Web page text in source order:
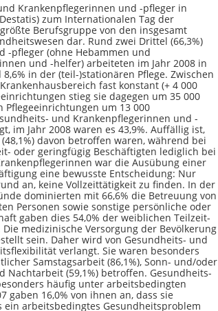
Krankenpflegerinnen und -pfleger in
zum Internationalen Tag der
Berufsgruppe von den insgesamt
dar. Rund zwei Drittel (66,3%)
-pfleger (ohne Hebammen und
und -helfer) arbeiteten im Jahr 2008 in
in der (teil-)stationären Pflege. Zwischen
fast konstant (+ 4 000
stieg sie dagegen um 35 000
Pflegeeinrichtungen um 13 000
und Krankenpflegerinnen und -
im Jahr 2008 waren es 43,9%. Auffällig ist,
davon betroffen waren, während bei
oder geringfügig Beschäftigten lediglich bei
war die Ausübung einer
eine bewusste Entscheidung: Nur
an, keine Vollzeittätigkeit zu finden. In der
dominierten mit 66,6% die Betreuung von
Personen sowie sonstige persönliche oder
gaben dies 54,0% der weiblichen Teilzeit-
medizinische Versorgung der Bevölkerung
sein. Daher wird von Gesundheits- und
verlangt. Sie waren besonders
Samstagsarbeit (86,1%), Sonn- und/oder
Nachtarbeit (59,1%) betroffen. Gesundheits-
häufig unter arbeitsbedingten
gaben 16,0% von ihnen an, dass sie
arbeitsbedingtes Gesundheitsproblem